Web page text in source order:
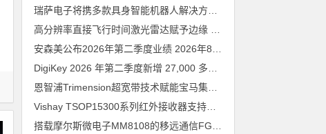
安森美公布2026年第二季度业绩 2026年8月6日
恩智浦Trimension超宽带技术赋能宝马集团Digital Key Plus及生命体存在检测功能
Vishay TSOP15300系列红外接收器支持所有主流遥控代码